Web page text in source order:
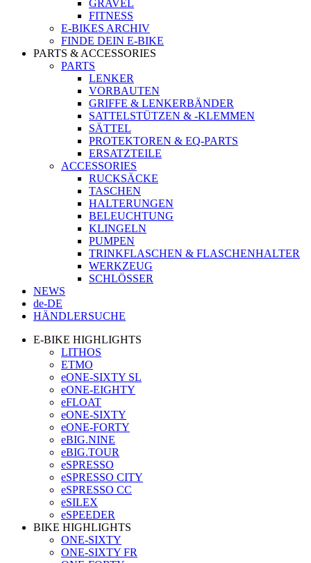
GRAVEL
FITNESS
E-BIKES ARCHIV
FINDE DEIN E-BIKE
PARTS & ACCESSORIES
PARTS
LENKER
VORBAUTEN
GRIFFE & LENKERBÄNDER
SATTELSTÜTZEN & -KLEMMEN
SÄTTEL
PROTEKTOREN & EQ-PARTS
ERSATZTEILE
ACCESSORIES
RUCKSÄCKE
TASCHEN
HALTERUNGEN
BELEUCHTUNG
KLINGELN
PUMPEN
TRINKFLASCHEN & FLASCHENHALTER
WERKZEUG
SCHLÖSSER
NEWS
de-DE
HÄNDLERSUCHE
E-BIKE HIGHLIGHTS
LITHOS
ETMO
eONE-SIXTY SL
eONE-EIGHTY
eFLOAT
eONE-SIXTY
eONE-FORTY
eBIG.NINE
eBIG.TOUR
eSPRESSO
eSPRESSO CITY
eSPRESSO CC
eSILEX
eSPEEDER
BIKE HIGHLIGHTS
ONE-SIXTY
ONE-SIXTY FR